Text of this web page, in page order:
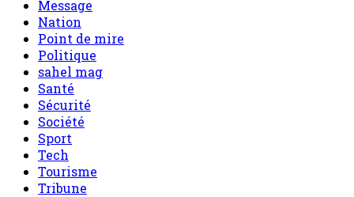
Message
Nation
Point de mire
Politique
sahel mag
Santé
Sécurité
Société
Sport
Tech
Tourisme
Tribune